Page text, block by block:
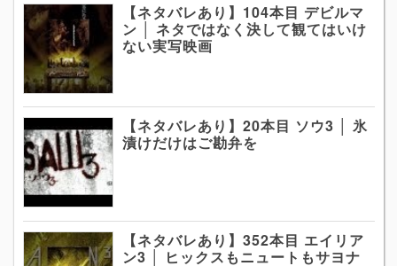
【ネタバレあり】104本目 デビルマ
ン │ ネタではなく決して観てはいけ
ない実写映画
【ネタバレあり】20本目 ソウ3 │ 氷
漬けだけはご勘弁を
【ネタバレあり】352本目 エイリア
ン3 │ ヒックスもニュートもサヨナ